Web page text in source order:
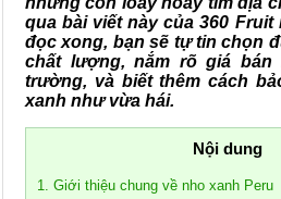
qua bài viết này của 360
đọc xong, bạn sẽ tự tin chọn
chất lượng, nắm rõ giá
trường, và biết thêm cách
xanh như vừa hái.
Nội dung
1. Giới thiệu chung về nho xanh Peru